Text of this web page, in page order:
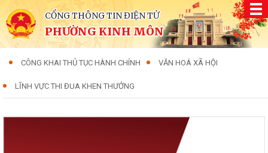
CỔNG THÔNG TIN ĐIỆN TỬ
PHƯỜNG KINH MÔN
CÔNG KHAI THỦ TỤC HÀNH CHÍNH VĂN HOÁ XÃ HỘI
LĨNH VỰC THI ĐUA KHEN THƯỞNG